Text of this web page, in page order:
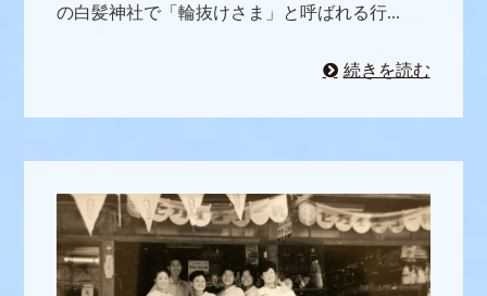
の白髪神社で「輪抜けさま」と呼ばれる行...
続きを読む